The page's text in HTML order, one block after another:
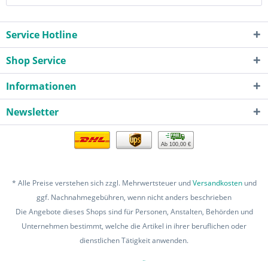
Service Hotline
Shop Service
Informationen
Newsletter
Ab 100,00 €
* Alle Preise verstehen sich zzgl. Mehrwertsteuer undVersandkostenund
ggf. Nachnahmegebühren, wenn nicht anders beschrieben
Die Angebote dieses Shops sind für Personen, Anstalten, Behörden und
Unternehmen bestimmt, welche die Artikel in ihrer beruflichen oder
dienstlichen Tätigkeit anwenden.